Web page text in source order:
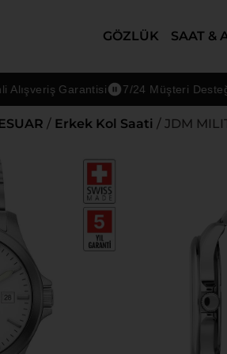
GÖZLÜK SAAT &
Garantisi 7/24 Müşteri Desteği
/ Erkek Kol Saati / JDM